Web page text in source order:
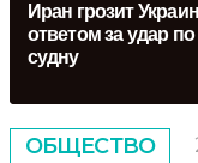
Иран грозит
ответом за удар по
судну
ОБЩЕСТВО